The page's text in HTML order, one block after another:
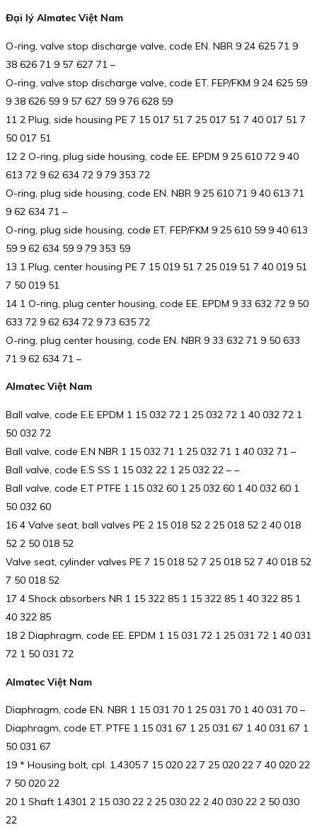
Đại lý Almatec Việt Nam
O-ring, valve stop discharge valve, code EN. NBR 9 24 625 71 9
38 626 71 9 57 627 71 –
O-ring, valve stop discharge valve, code ET. FEP/FKM 9 24 625 59
9 38 626 59 9 57 627 59 9 76 628 59
11 2 Plug, side housing PE 7 15 017 51 7 25 017 51 7 40 017 51 7
50 017 51
12 2 O-ring, plug side housing, code EE. EPDM 9 25 610 72 9 40
613 72 9 62 634 72 9 79 353 72
O-ring, plug side housing, code EN. NBR 9 25 610 71 9 40 613 71
9 62 634 71 –
O-ring, plug side housing, code ET. FEP/FKM 9 25 610 59 9 40 613
59 9 62 634 59 9 79 353 59
13 1 Plug, center housing PE 7 15 019 51 7 25 019 51 7 40 019 51
7 50 019 51
14 1 O-ring, plug center housing, code EE. EPDM 9 33 632 72 9 50
633 72 9 62 634 72 9 73 635 72
O-ring, plug center housing, code EN. NBR 9 33 632 71 9 50 633
71 9 62 634 71 –
Almatec Việt Nam
Ball valve, code E.E EPDM 1 15 032 72 1 25 032 72 1 40 032 72 1
50 032 72
Ball valve, code E.N NBR 1 15 032 71 1 25 032 71 1 40 032 71 –
Ball valve, code E.S SS 1 15 032 22 1 25 032 22 – –
Ball valve, code E.T PTFE 1 15 032 60 1 25 032 60 1 40 032 60 1
50 032 60
16 4 Valve seat, ball valves PE 2 15 018 52 2 25 018 52 2 40 018
52 2 50 018 52
Valve seat, cylinder valves PE 7 15 018 52 7 25 018 52 7 40 018 52
7 50 018 52
17 4 Shock absorbers NR 1 15 322 85 1 15 322 85 1 40 322 85 1
40 322 85
18 2 Diaphragm, code EE. EPDM 1 15 031 72 1 25 031 72 1 40 031
72 1 50 031 72
Almatec Việt Nam
Diaphragm, code EN. NBR 1 15 031 70 1 25 031 70 1 40 031 70 –
Diaphragm, code ET. PTFE 1 15 031 67 1 25 031 67 1 40 031 67 1
50 031 67
19 * Housing bolt, cpl. 1.4305 7 15 020 22 7 25 020 22 7 40 020 22
7 50 020 22
20 1 Shaft 1.4301 2 15 030 22 2 25 030 22 2 40 030 22 2 50 030
22